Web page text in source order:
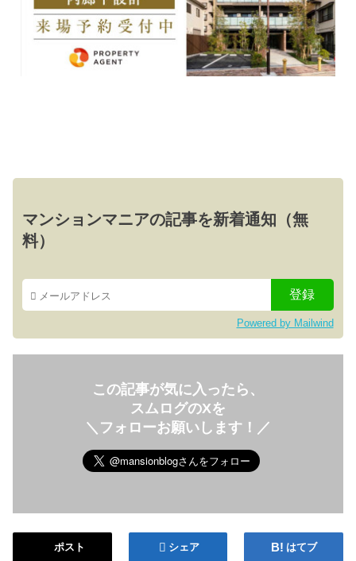
マンションマニアの記事を新着通知（無
料）
Powered by Mailwind
この記事が気に入ったら、
スムログのXを
＼フォローお願いします！／
ポスト シェア はてブ